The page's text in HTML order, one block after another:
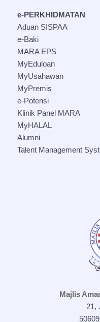
e-PERKHIDMATAN
Aduan SISPAA
e-Baki
MARA EPS
MyEduloan
MyUsahawan
MyPremis
e-Potensi
Klinik Panel MARA
MyHALAL
Alumni
Talent Management
Majlis
21,